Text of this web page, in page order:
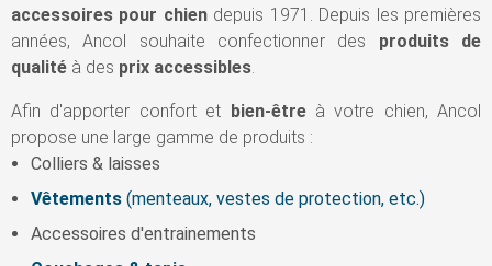
accessoires pour chiendepuis 1971. Depuis les premières
années, Ancol souhaite confectionner des produits de
qualité à des prix accessibles.
Afin d'apporter confort et bien-êtreà votre chien, Ancol
propose une large gamme de produits :
Colliers & laisses
Vêtements (menteaux, vestes de protection, etc.)
Accessoires d'entrainements